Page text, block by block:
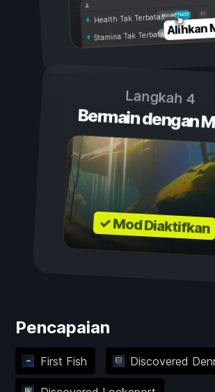
Aktif
Nonaktif
Health Tak Terbatas
Stamina Tak TerbatasAlihkan
Langkah 4
Bermain dengan
✓ Mod Diaktifkan
Pencapaian
First Fish Discovered